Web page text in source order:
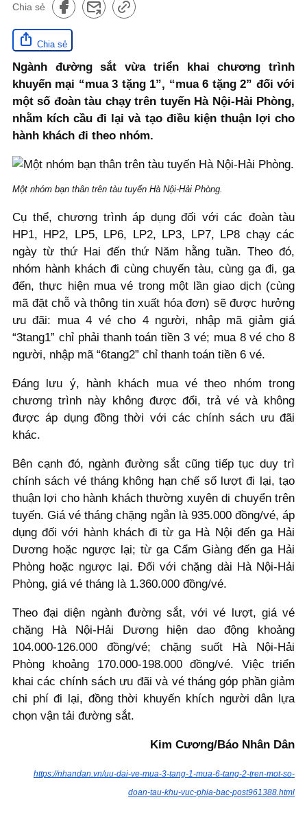
Chia sẻ
Chia sẻ
Ngành đường sắt vừa triển khai chương trình
khuyến mại “mua 3 tặng 1”, “mua 6 tặng 2” đối với
một số đoàn tàu chạy trên tuyến Hà Nội-Hải Phòng,
nhằm kích cầu đi lại và tạo điều kiện thuận lợi cho
hành khách đi theo nhóm.
Một nhóm bạn thân trên tàu tuyến Hà Nội-Hải Phòng.
Cụ thể, chương trình áp dụng đối với các đoàn tàu
HP1, HP2, LP5, LP6, LP2, LP3, LP7, LP8 chạy các
ngày từ thứ Hai đến thứ Năm hằng tuần. Theo đó,
nhóm hành khách đi cùng chuyến tàu, cùng ga đi, ga
đến, thực hiện mua vé trong một lần giao dịch (cùng
mã đặt chỗ và thông tin xuất hóa đơn) sẽ được hưởng
ưu đãi: mua 4 vé cho 4 người, nhập mã giảm giá
“3tang1” chỉ phải thanh toán tiền 3 vé; mua 8 vé cho 8
người, nhập mã “6tang2” chỉ thanh toán tiền 6 vé.
Đáng lưu ý, hành khách mua vé theo nhóm trong
chương trình này không được đổi, trả vé và không
được áp dụng đồng thời với các chính sách ưu đãi
khác.
Bên cạnh đó, ngành đường sắt cũng tiếp tục duy trì
chính sách vé tháng không hạn chế số lượt đi lại, tạo
thuận lợi cho hành khách thường xuyên di chuyển trên
tuyến. Giá vé tháng chặng ngắn là 935.000 đồng/vé, áp
dụng đối với hành khách đi từ ga Hà Nội đến ga Hải
Dương hoặc ngược lại; từ ga Cẩm Giàng đến ga Hải
Phòng hoặc ngược lại. Đối với chặng dài Hà Nội-Hải
Phòng, giá vé tháng là 1.360.000 đồng/vé.
Theo đại diện ngành đường sắt, với vé lượt, giá vé
chặng Hà Nội-Hải Dương hiện dao động khoảng
104.000-126.000 đồng/vé; chặng suốt Hà Nội-Hải
Phòng khoảng 170.000-198.000 đồng/vé. Việc triển
khai các chính sách ưu đãi và vé tháng góp phần giảm
chi phí đi lại, đồng thời khuyến khích người dân lựa
chọn vận tải đường sắt.
Kim Cương/Báo Nhân Dân
https://nhandan.vn/uu-dai-ve-mua-3-tang-1-mua-6-tang-2-tren-mot-so-
doan-tau-khu-vuc-phia-bac-post961388.html